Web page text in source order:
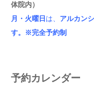
体院内）
月・火曜日 は、 アルカン
す。
※完全予約制
予約カレンダー